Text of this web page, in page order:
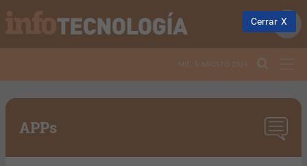
MIÉ. 5 AGOSTO 2026
APPs
Cerrar